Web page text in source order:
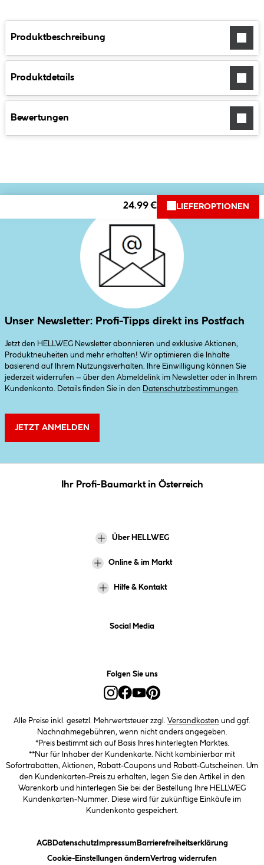
Produktbeschreibung
Produktdetails
Bewertungen
24.99 € LIEFEROPTIONEN
Unser Newsletter: Profi-Tipps direkt ins Postfach
Jetzt den HELLWEG Newsletter abonnieren und exklusive Aktionen,
Produktneuheiten und mehr erhalten! Wir optimieren die Inhalte
basierend auf Ihrem Nutzungsverhalten. Ihre Einwilligung können Sie
jederzeit widerrufen – über den Abmeldelink im Newsletter oder in Ihrem
Kundenkonto. Details finden Sie in den
Datenschutzbestimmungen
JETZT ANMELDEN
Ihr Profi-Baumarkt in Österreich
Über HELLWEG
Online & im Markt
Hilfe & Kontakt
Social Media
Folgen Sie uns
Alle Preise inkl. gesetzl. Mehrwertsteuer zzgl. Versandkosten und ggf.
Nachnahmegebühren, wenn nicht anders angegeben.
*Preis bestimmt sich auf Basis Ihres hinterlegten Marktes.
**Nur für Inhaber der Kundenkarte. Nicht kombinierbar mit
Sofortrabatten, Aktionen, Rabatt-Coupons und Rabatt-Gutscheinen. Um
den Kundenkarten-Preis zu erhalten, legen Sie den Artikel in den
Warenkorb und hinterlegen Sie bei der Bestellung Ihre HELLWEG
Kundenkarten-Nummer. Diese wird für zukünftige Einkäufe im
Kundenkonto gespeichert.
AGB(öffnet ein Dialogfeld)
Datenschutz(öffnet ein Dialogfeld)
Impressum(öffnet ein Dialogfeld)
Barrierefreiheitserklärung(öffnet
Cookie-Einstellungen ändern(öffnet ein Dialogfeld)
Vertrag widerrufen